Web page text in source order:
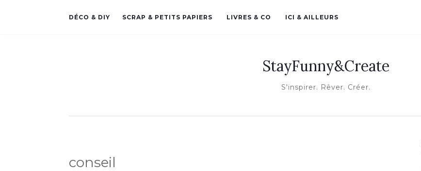
DÉCO & DIY SCRAP & PETITS PAPIERS LIVRES & CO ICI & AILLEURS
StayFunny&Create
S'inspirer. Rêver. Créer.
conseil